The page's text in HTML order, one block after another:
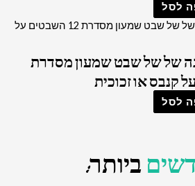
לסל
של של שבט שמעון מסדרת
לסל
ביותר: